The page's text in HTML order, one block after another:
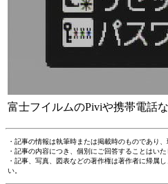
富士フイルムのPiviや携帯電話
・記事の情報は執筆時または掲載時のものであり
・記事の内容につき、個別にご回答することはいた
・記事、写真、図表などの著作権は著作者に帰属
い。